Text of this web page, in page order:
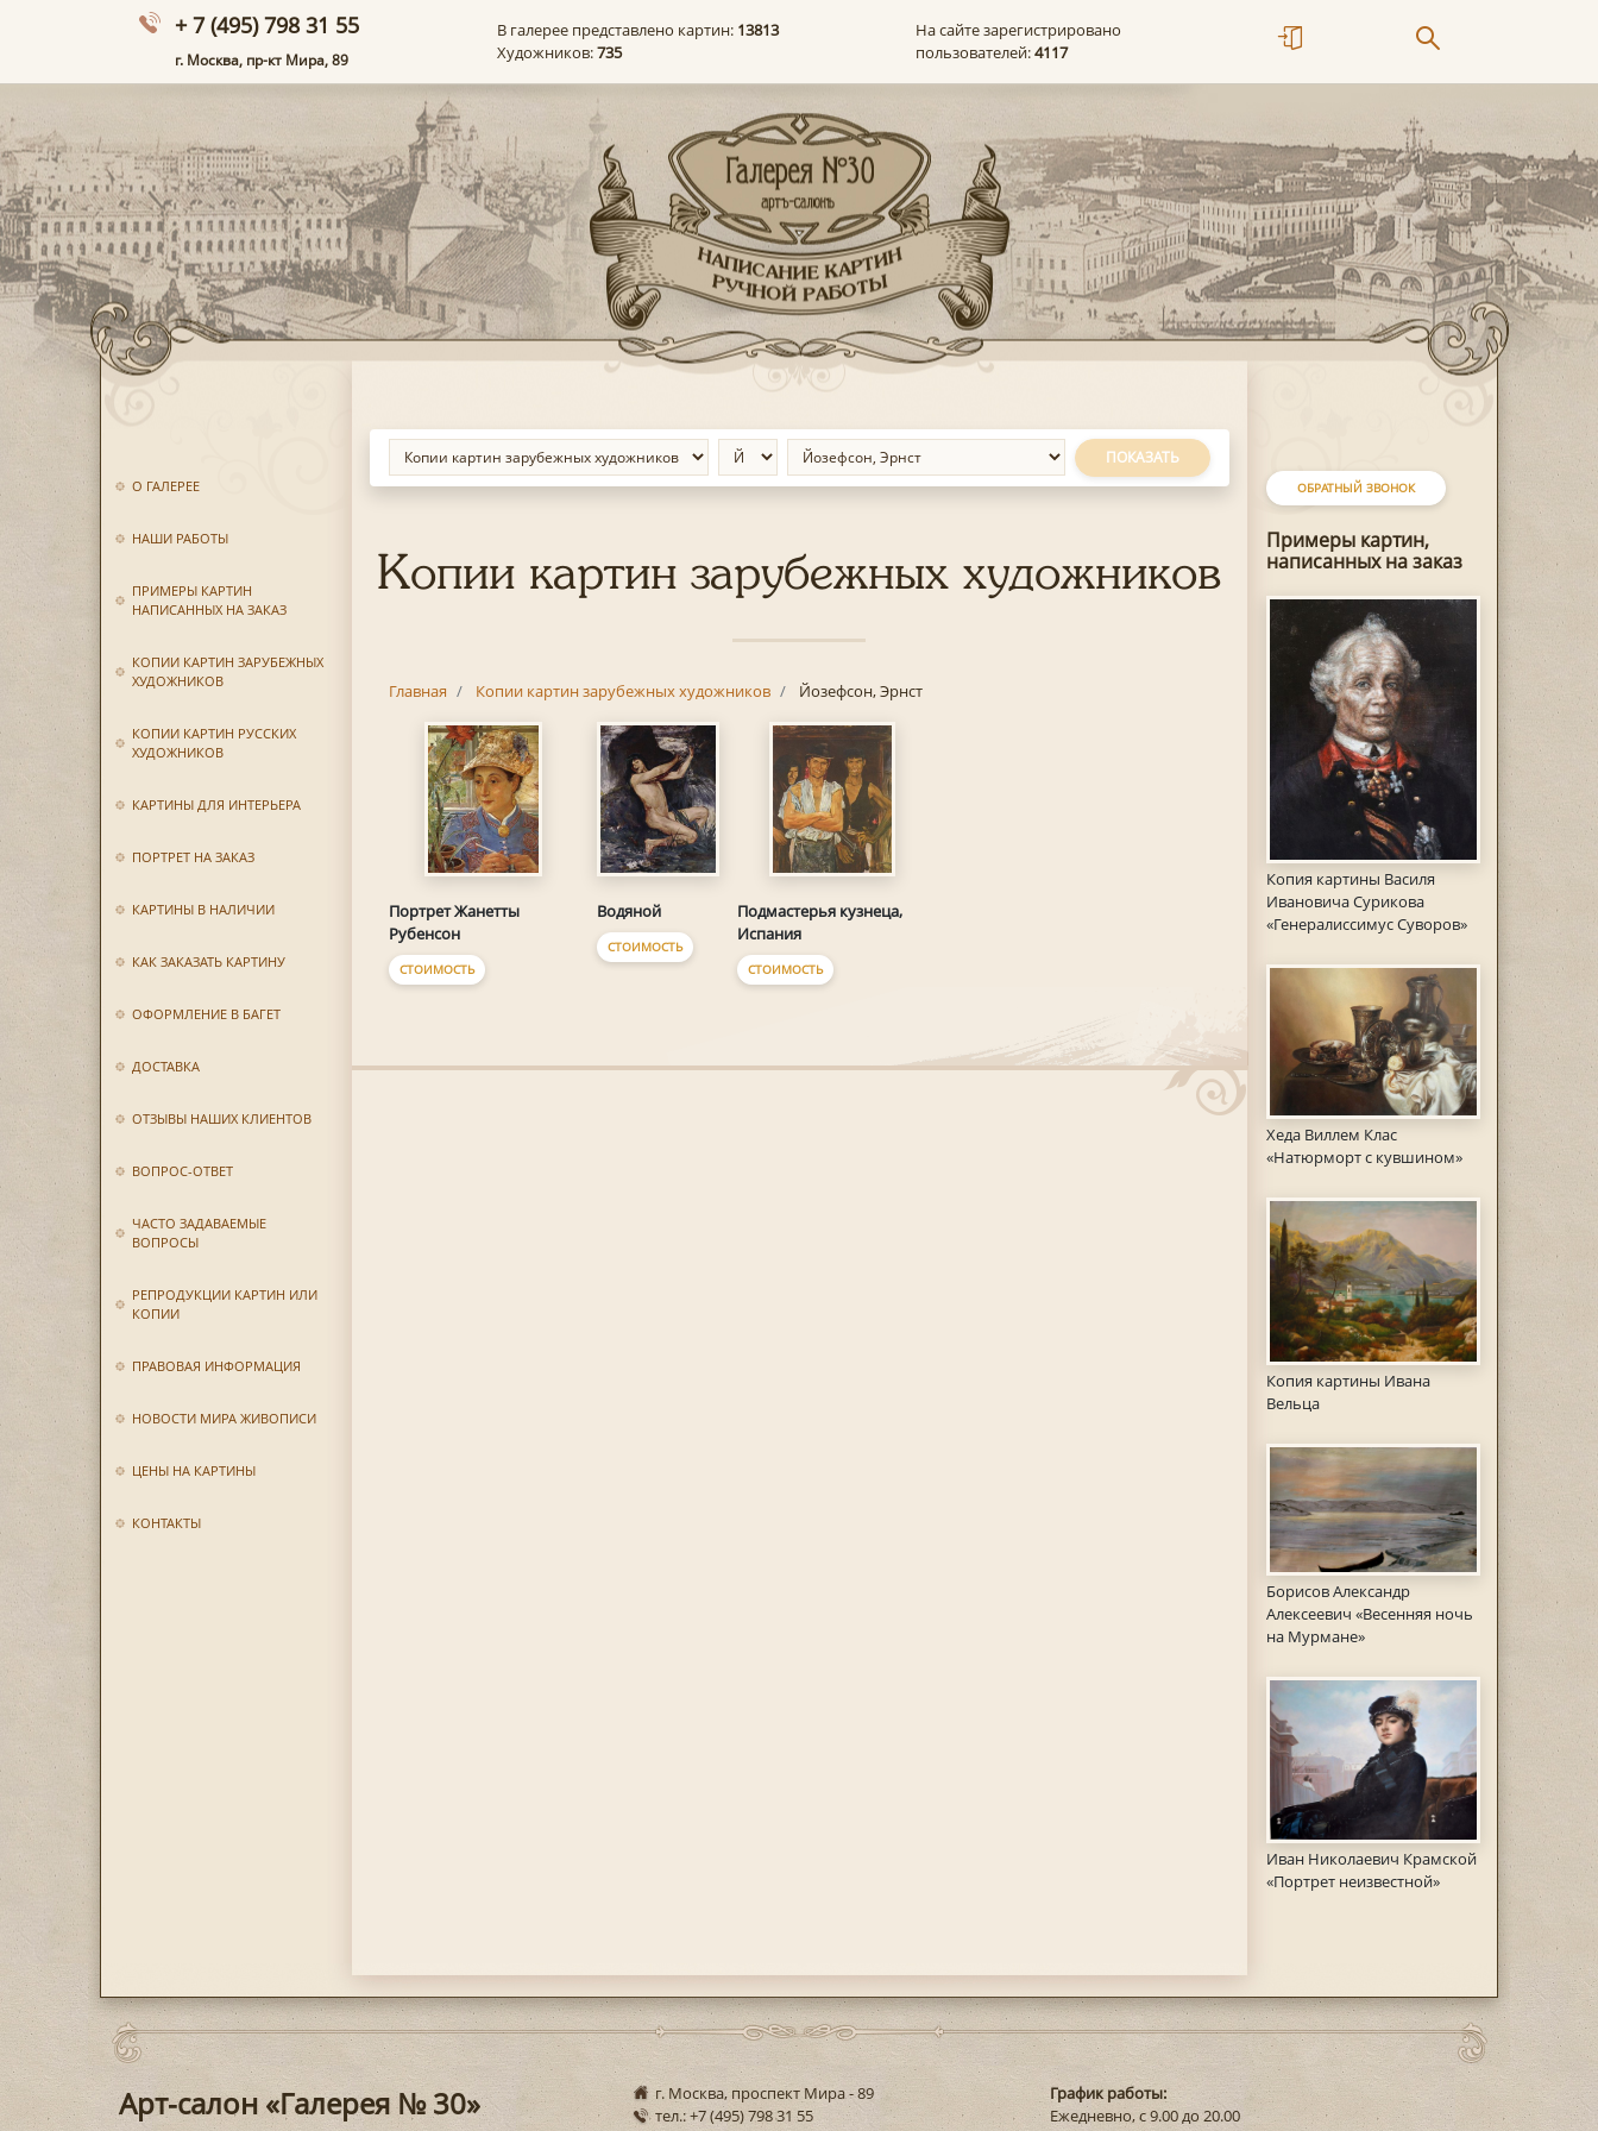
+ 7 (495) 798 31 55
г. Москва, пр-кт Мира, 89
В галерее представлено картин: 13813
Художников:735
На сайте зарегистрировано
пользователей:4117
О ГАЛЕРЕЕ
НАШИ РАБОТЫ
ПРИМЕРЫ КАРТИН
НАПИСАННЫХ НА ЗАКАЗ
КОПИИ КАРТИН ЗАРУБЕЖНЫХ
ХУДОЖНИКОВ
КОПИИ КАРТИН РУССКИХ
ХУДОЖНИКОВ
КАРТИНЫ ДЛЯ ИНТЕРЬЕРА
ПОРТРЕТ НА ЗАКАЗ
КАРТИНЫ В НАЛИЧИИ
КАК ЗАКАЗАТЬ КАРТИНУ
ОФОРМЛЕНИЕ В БАГЕТ
ДОСТАВКА
ОТЗЫВЫ НАШИХ КЛИЕНТОВ
ВОПРОС-ОТВЕТ
ЧАСТО ЗАДАВАЕМЫЕ
ВОПРОСЫ
РЕПРОДУКЦИИ КАРТИН ИЛИ
КОПИИ
ПРАВОВАЯ ИНФОРМАЦИЯ
НОВОСТИ МИРА ЖИВОПИСИ
ЦЕНЫ НА КАРТИНЫ
КОНТАКТЫ
ОБРАТНЫЙ ЗВОНОК
Примеры картин,
написанных на заказ
Копия картины Василя
Ивановича Сурикова
«Генералиссимус Суворов»
Хеда Виллем Клас
«Натюрморт с кувшином»
Копия картины Ивана
Вельца
Борисов Александр
Алексеевич «Весенняя ночь
на Мурмане»
Иван Николаевич Крамской
«Портрет неизвестной»
ПОКАЗАТЬ
Копии картин зарубежных художников
Главная Копии картин зарубежных художников Йозефсон, Эрнст
Портрет Жанетты
Рубенсон
СТОИМОСТЬ
Водяной
СТОИМОСТЬ
Подмастерья кузнеца,
Испания
СТОИМОСТЬ
Арт-салон «Галерея № 30»
г. Москва, проспект Мира - 89
тел.: +7 (495) 798 31 55
График работы:
Ежедневно, с 9.00 до 20.00